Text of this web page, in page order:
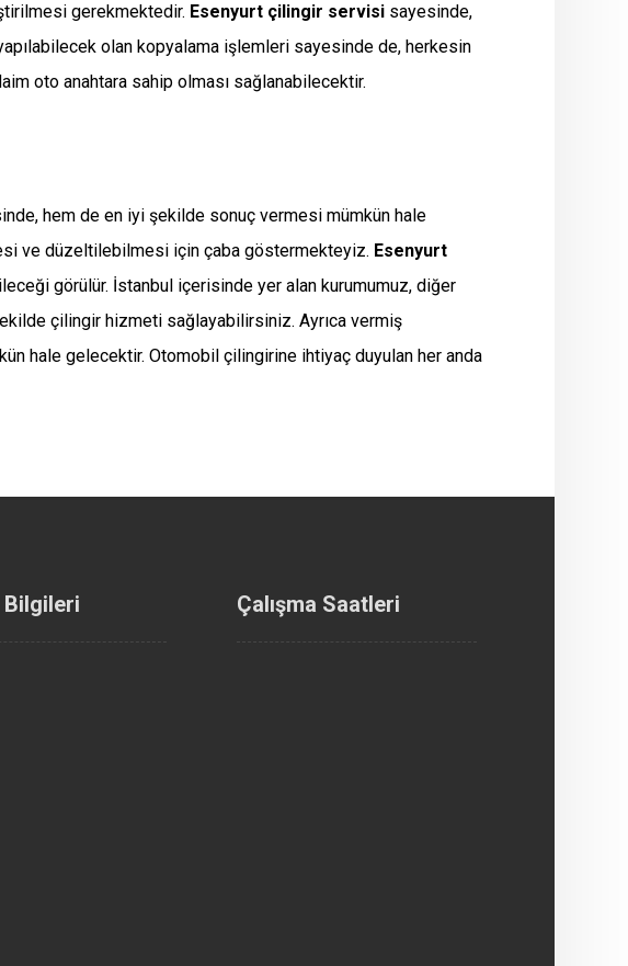
gerekmektedir. Esenyurt çilingir servisi sayesinde,
olan kopyalama işlemleri sayesinde de, herkesin
oto anahtara sahip olması sağlanabilecektir.
hem de en iyi şekilde sonuç vermesi mümkün hale
ve düzeltilebilmesi için çaba göstermekteyiz. Esenyurt
görülür. İstanbul içerisinde yer alan kurumumuz, diğer
çilingir hizmeti sağlayabilirsiniz. Ayrıca vermiş
hale gelecektir. Otomobil çilingirine ihtiyaç duyulan her anda
Çalışma Saatleri